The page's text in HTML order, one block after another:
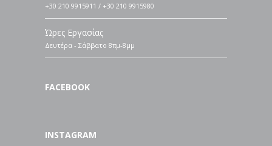
+30 210 9915911 / +30 210 9915980
Ώρες Εργασίας
Δευτέρα - Σάββατο 8πμ-8μμ
FACEBOOK
INSTAGRAM